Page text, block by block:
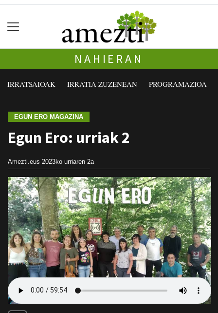
NAHIERAN
IRRATSAIOAK IRRATIA ZUZENEAN PROGRAMAZIOA
EGUN ERO MAGAZINA
Egun Ero: urriak 2
Amezti.eus 2023ko urriaren 2a